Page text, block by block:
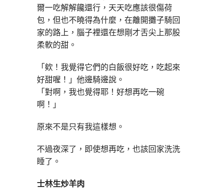
爾一吃解解饞還行，天天吃應該很傷荷
包，但也不曉得為什麼，在離開攤子騎回
家的路上，腦子裡還在想剛才舌尖上那股
柔軟的甜。
「欸！我覺得它們的白飯很好吃，吃起來
好甜喔！」他邊騎邊說。
「對啊，我也覺得耶！好想再吃一碗
啊！」
原來不是只有我這樣想。
不過夜深了，即使想再吃，也該回家洗洗
睡了。
士林生炒羊肉